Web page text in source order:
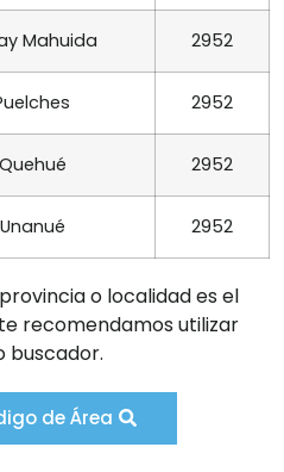
Mahuida 2952
2952
Quehué 2952
Unanué 2952
o localidad es el
recomendamos utilizar
buscador.
de Área